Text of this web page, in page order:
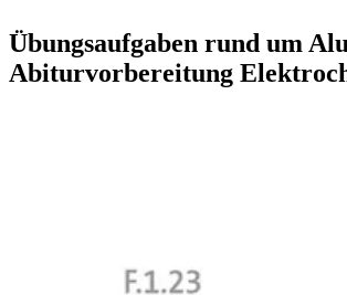
Übungsaufgaben rund um
Abiturvorbereitung